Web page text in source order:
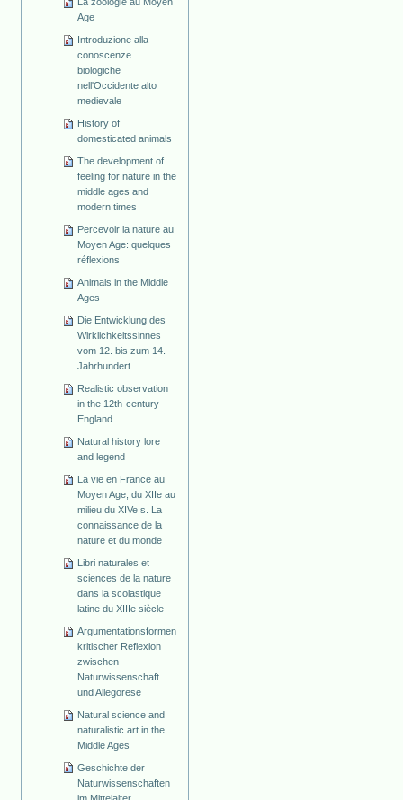
Age
Introduzione alla
conoscenze
biologiche
nell'Occidente alto
medievale
History of
domesticated animals
The development of
feeling for nature in the
middle ages and
modern times
Percevoir la nature au
Moyen Age: quelques
réflexions
Animals in the Middle
Ages
Die Entwicklung des
Wirklichkeitssinnes
vom 12. bis zum 14.
Jahrhundert
Realistic observation
in the 12th-century
England
Natural history lore
and legend
La vie en France au
Moyen Age, du XIIe au
milieu du XIVe s. La
connaissance de la
nature et du monde
Libri naturales et
sciences de la nature
dans la scolastique
latine du XIIIe siècle
Argumentationsformen
kritischer Reflexion
zwischen
Naturwissenschaft
und Allegorese
Natural science and
naturalistic art in the
Middle Ages
Geschichte der
Naturwissenschaften